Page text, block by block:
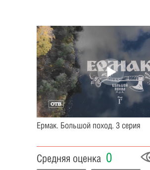
Ермак. Большой поход. 3 серия
Средняя оценка 0